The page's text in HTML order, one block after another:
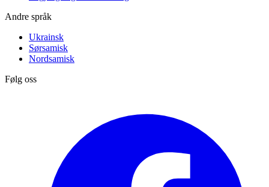
Andre språk
Ukrainsk
Sørsamisk
Nordsamisk
Følg oss